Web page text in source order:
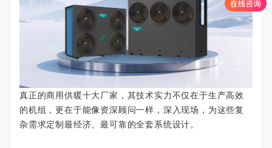
真正的商用供暖十大厂家，其技术实力不仅在于生产高效
的机组，更在于能像资深顾问一样，深入现场，为这些复
杂需求定制最经济、最可靠的全套系统设计。